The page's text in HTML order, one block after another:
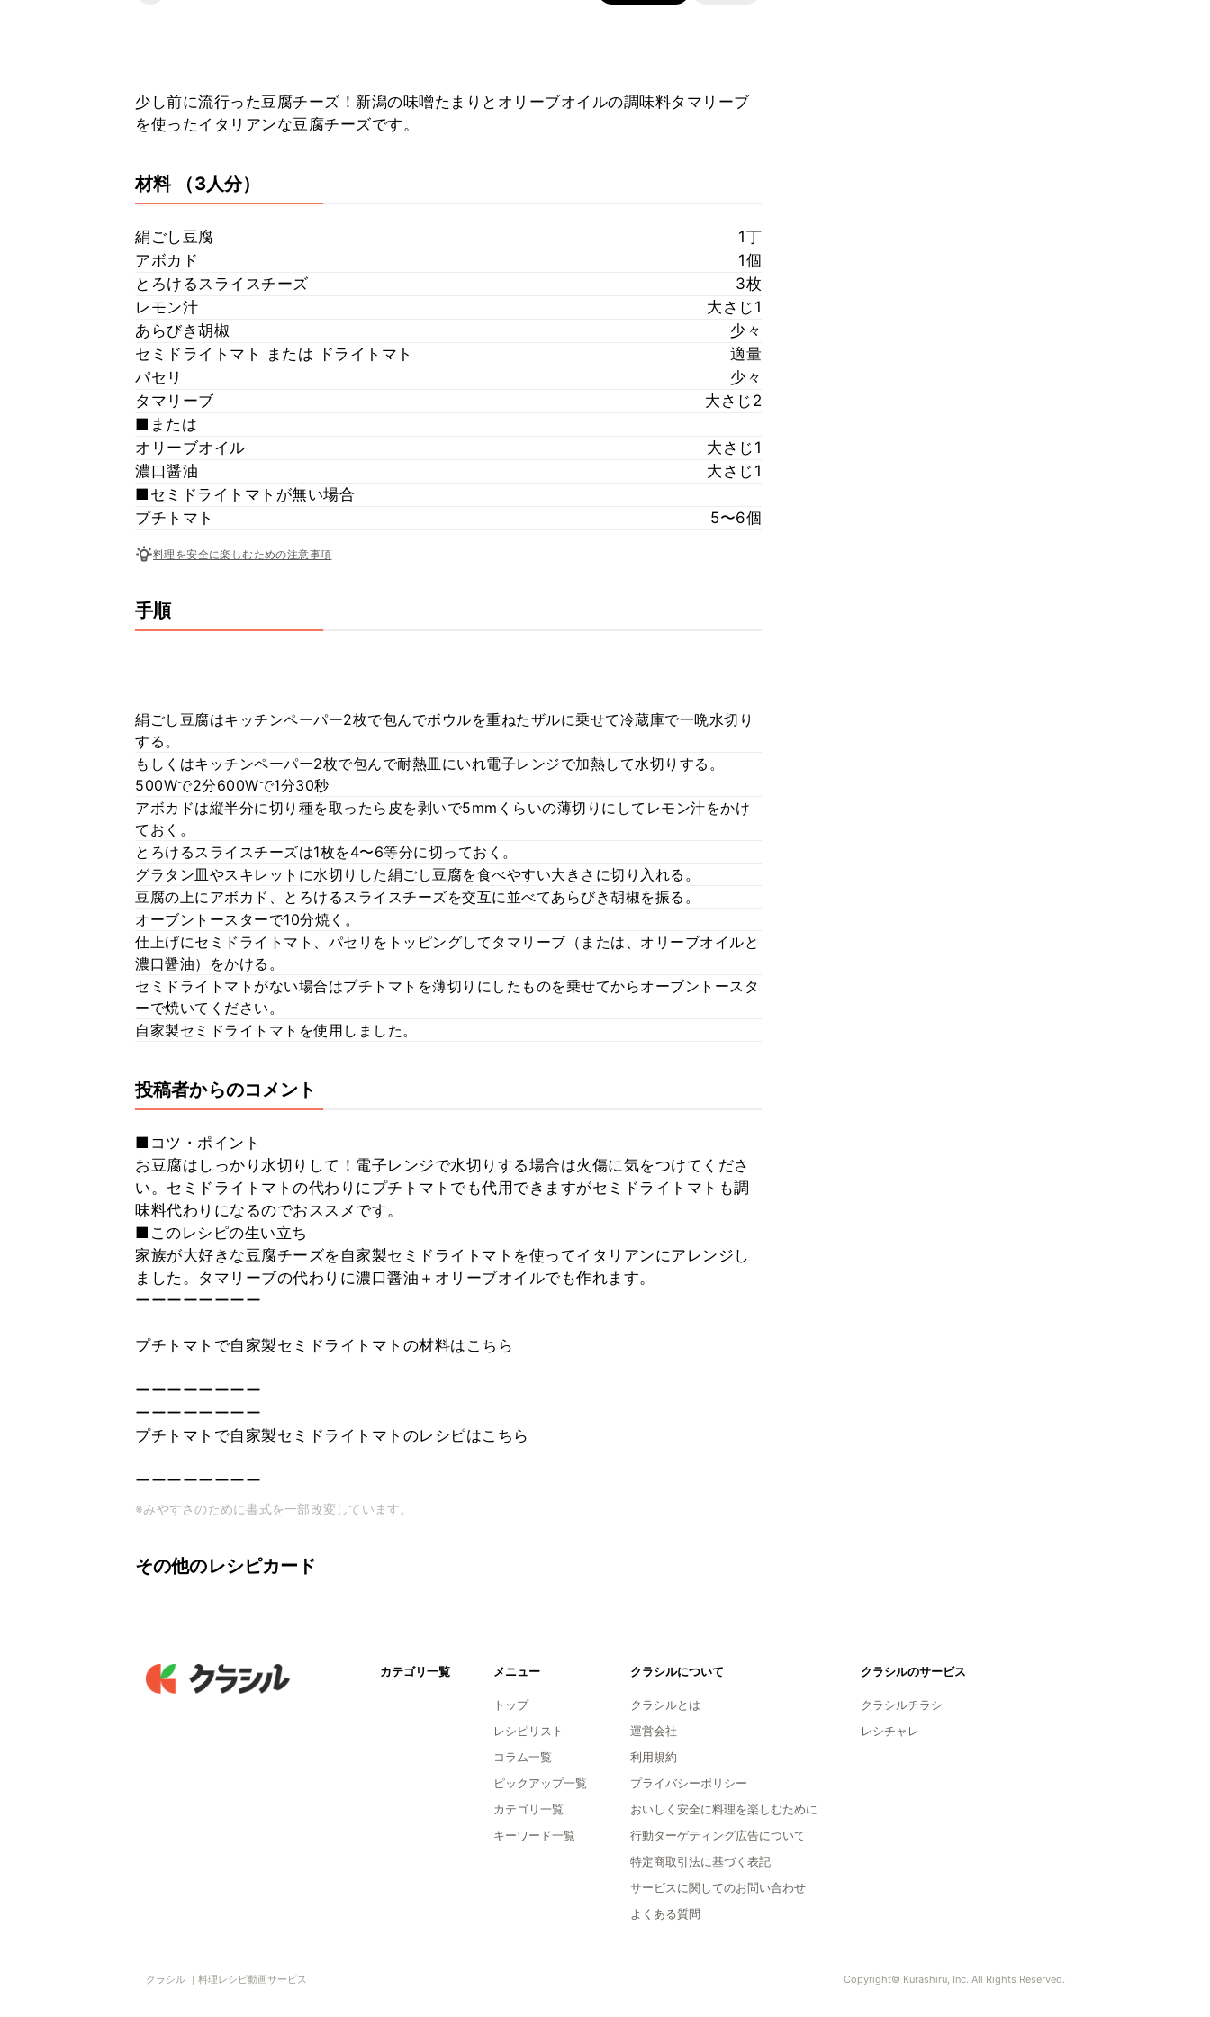
少し前に流行った豆腐チーズ！新潟の味噌たまりとオリーブオイルの調味料タマリーブ
を使ったイタリアンな豆腐チーズです。
材料 （3人分）
絹ごし豆腐
1丁
アボカド
1個
とろけるスライスチーズ
3枚
レモン汁
大さじ1
あらびき胡椒
少々
セミドライトマト または ドライトマト
適量
パセリ
少々
タマリーブ
大さじ2
■または
オリーブオイル
大さじ1
濃口醤油
大さじ1
■セミドライトマトが無い場合
プチトマト
5〜6個
料理を安全に楽しむための注意事項
手順
絹ごし豆腐はキッチンペーパー2枚で包んでボウルを重ねたザルに乗せて冷蔵庫で一晩水切り
する。
もしくはキッチンペーパー2枚で包んで耐熱皿にいれ電子レンジで加熱して水切りする。
500Wで2分600Wで1分30秒
アボカドは縦半分に切り種を取ったら皮を剥いで5mmくらいの薄切りにしてレモン汁をかけ
ておく。
とろけるスライスチーズは1枚を4〜6等分に切っておく。
グラタン皿やスキレットに水切りした絹ごし豆腐を食べやすい大きさに切り入れる。
豆腐の上にアボカド、とろけるスライスチーズを交互に並べてあらびき胡椒を振る。
オーブントースターで10分焼く。
仕上げにセミドライトマト、パセリをトッピングしてタマリーブ（または、オリーブオイルと
濃口醤油）をかける。
セミドライトマトがない場合はプチトマトを薄切りにしたものを乗せてからオーブントースタ
ーで焼いてください。
自家製セミドライトマトを使用しました。
投稿者からのコメント
■コツ・ポイント
お豆腐はしっかり水切りして！電子レンジで水切りする場合は火傷に気をつけてくださ
い。セミドライトマトの代わりにプチトマトでも代用できますがセミドライトマトも調
味料代わりになるのでおススメです。
■このレシピの生い立ち
家族が大好きな豆腐チーズを自家製セミドライトマトを使ってイタリアンにアレンジし
ました。タマリーブの代わりに濃口醤油＋オリーブオイルでも作れます。
ーーーーーーーー
プチトマトで自家製セミドライトマトの材料はこちら
ーーーーーーーー
ーーーーーーーー
プチトマトで自家製セミドライトマトのレシピはこちら
ーーーーーーーー
※みやすさのために書式を一部改変しています。
その他のレシピカード
カテゴリ一覧 メニュー
トップ
レシピリスト
コラム一覧
ピックアップ一覧
カテゴリ一覧
キーワード一覧
クラシルについて
クラシルとは
運営会社
利用規約
プライバシーポリシー
おいしく安全に料理を楽しむために
行動ターゲティング広告について
特定商取引法に基づく表記
サービスに関してのお問い合わせ
よくある質問
クラシルのサービス
クラシルチラシ
レシチャレ
クラシル ｜料理レシピ動画サービス Copyright© Kurashiru, Inc. All Rights Reserved.